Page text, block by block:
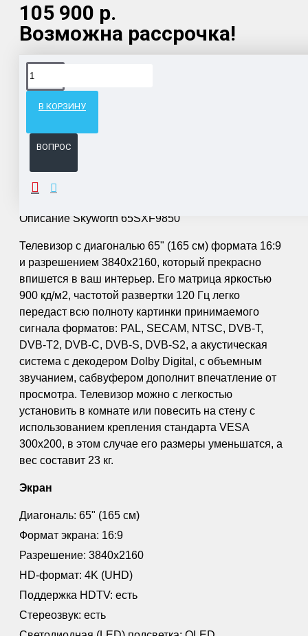
105 900 р.
Возможна рассрочка!
В КОРЗИНУ
ВОПРОС
Доставка товара по всему Таможенному союзу.
ОПИСАНИЕ
Описание Skyworth 65SXF9850
Телевизор с диагональю 65" (165 см) формата 16:9
и разрешением 3840x2160, который прекрасно
впишется в ваш интерьер. Его матрица яркостью
900 кд/м2, частотой развертки 120 Гц легко
передаст всю полноту картинки принимаемого
сигнала форматов: PAL, SECAM, NTSC, DVB-T,
DVB-T2, DVB-C, DVB-S, DVB-S2, а акустическая
система с декодером Dolby Digital, с объемным
звучанием, сабвуфером дополнит впечатление от
просмотра. Телевизор можно с легкостью
установить в комнате или повесить на стену с
использованием крепления стандарта VESA
300x200, в этом случае его размеры уменьшатся, а
вес составит 23 кг.
Экран
Диагональ: 65" (165 см)
Формат экрана: 16:9
Разрешение: 3840x2160
HD-формат: 4K (UHD)
Поддержка HDTV: есть
Стереозвук: есть